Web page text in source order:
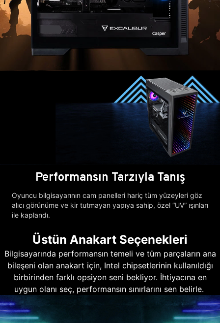
Performansın Tarzıyla Tanış
Oyuncu bilgisayarının cam panelleri hariç tüm yüzeyleri göz
alıcı görünüme ve kir tutmayan yapıya sahip, özel “UV” ışınları
ile kaplandı.
Üstün Anakart Seçenekleri
Bilgisayarında performansın temeli ve tüm parçaların ana
bileşeni olan anakart için, Intel chipsetlerinin kullanıldığı
birbirinden farklı opsiyon seni bekliyor. İhtiyacına en
uygun olanı seç, performansın sınırlarını sen belirle.